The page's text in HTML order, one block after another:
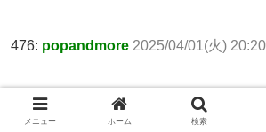
476: popandmore 2025/04/01(火)
>>423
とりあえず次は誕生日がある分だけで
メニュー ホーム 検索